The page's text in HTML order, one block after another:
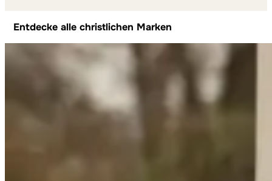
Entdecke alle christlichen Marken